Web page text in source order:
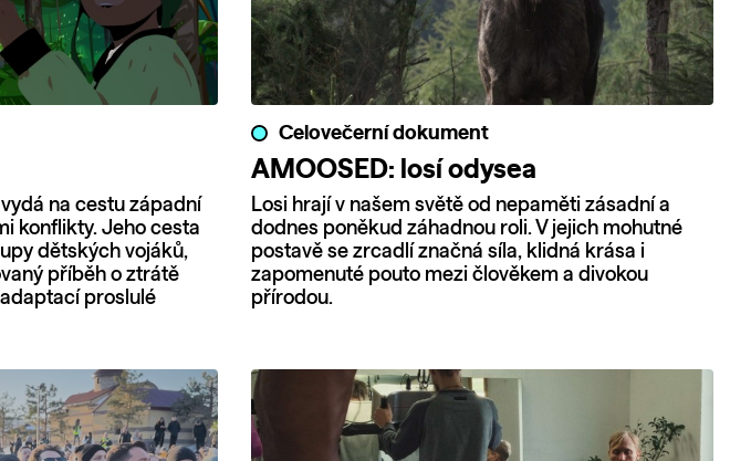
na cestu západní
konflikty. Jeho cesta
dětských vojáků,
příběh o ztrátě
proslulé
Celovečerní dokument
AMOOSED: losí odysea
Losi hrají v našem světě od nepaměti zásadní a
dodnes poněkud záhadnou roli. V jejich mohutné
postavě se zrcadlí značná síla, klidná krása i
zapomenuté pouto mezi člověkem a divokou
přírodou.